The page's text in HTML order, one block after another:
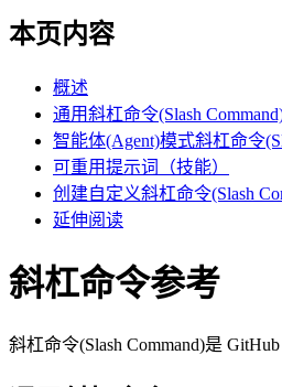
本页内容
概述
通用斜杠命令(Slash
智能体(Agent)模式斜杠命令
可重用提示词（技能）
创建自定义斜杠命令(Slash
延伸阅读
斜杠命令参考
斜杠命令(Slash Command)是